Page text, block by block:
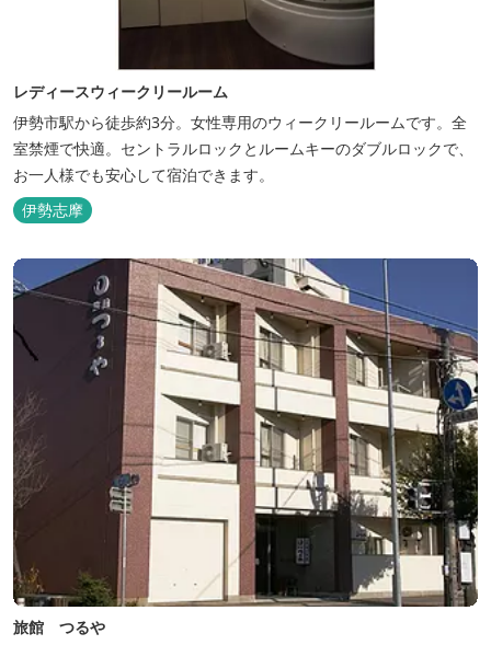
レディースウィークリールーム
伊勢市駅から徒歩約3分。女性専用のウィークリールームです。全
室禁煙で快適。セントラルロックとルームキーのダブルロックで、
お一人様でも安心して宿泊できます。
伊勢志摩
旅館 つるや